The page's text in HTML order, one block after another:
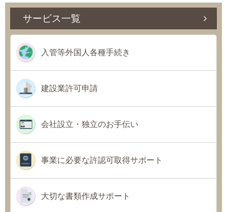
サービス一覧
入管等外国人各種手続き
建設業許可申請
会社設立・独立のお手伝い
事業に必要な許認可取得サポート
大切な書類作成サポート